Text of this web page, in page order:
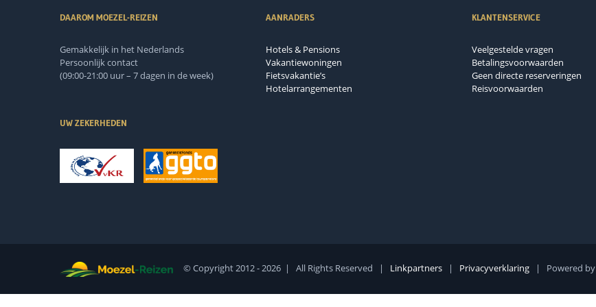
DAAROM MOEZEL-REIZEN
Gemakkelijk in het Nederlands
Persoonlijk contact
(09:00-21:00 uur – 7 dagen in de week)
UW ZEKERHEDEN
AANRADERS
Hotels & Pensions
Vakantiewoningen
Fietsvakantie’s
Hotelarrangementen
KLANTENSERVICE
Veelgestelde vragen
Betalingsvoorwaarden
Geen directe reserveringen
Reisvoorwaarden
© Copyright 2012 -2026 | All Rights Reserved | Linkpartners | Privacyverklaring | Powered by